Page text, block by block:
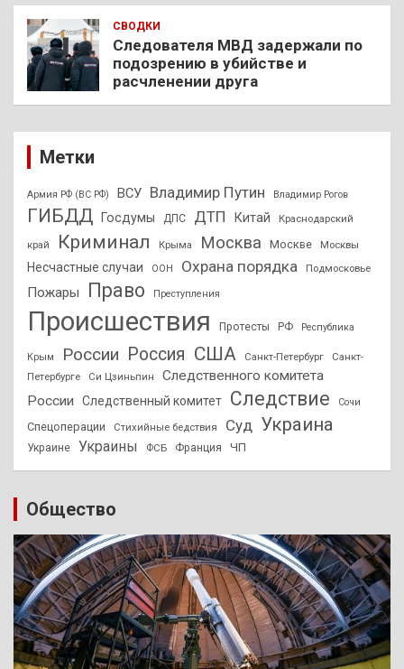
СВОДКИ
Следователя МВД задержали по
подозрению в убийстве и
расчленении друга
Метки
Армия РФ (ВС РФ) ВСУ Владимир Путин Владимир Рогов
ГИБДД Госдумы ДПС ДТП Китай Краснодарский
край Криминал Крыма Москва Москве Москвы
Несчастные случаи ООН Охрана порядка Подмосковье
Пожары Право Преступления
Происшествия Протесты РФ Республика
Крым России Россия США Санкт-Петербург
Санкт-
Петербурге
Си Цзиньпин
Следственного комитета
России
Следственный комитет Следствие Сочи
Спецоперации Стихийные бедствия Суд Украина
Украине Украины ФСБ Франция ЧП
Общество